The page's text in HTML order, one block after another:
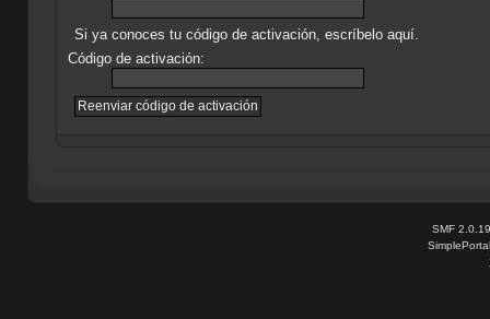
Si ya conoces tu código de activación, escríbelo aquí.
Código de activación:
SMF 2.0.19